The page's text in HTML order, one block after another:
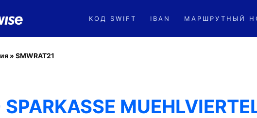
КОД SWIFT IBAN МАРШРУТНЫЙ
» SMWRAT21